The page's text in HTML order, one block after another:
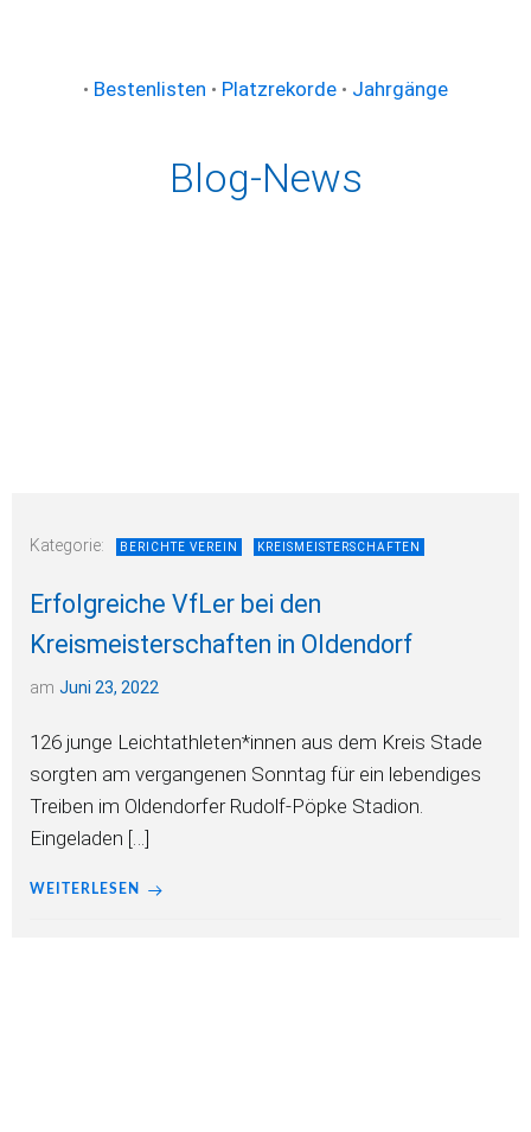
• Bestenlisten • Platzrekorde • Jahrgänge
Blog-News
Kategorie: BERICHTE VEREIN KREISMEISTERSCHAFTEN
Erfolgreiche VfLer bei den
Kreismeisterschaften in Oldendorf
am Juni 23, 2022
126 junge Leichtathleten*innen aus dem Kreis Stade
sorgten am vergangenen Sonntag für ein lebendiges
Treiben im Oldendorfer Rudolf-Pöpke Stadion.
Eingeladen […]
WEITERLESEN